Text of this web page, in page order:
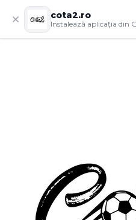
cota2.ro
Instalează aplicația din